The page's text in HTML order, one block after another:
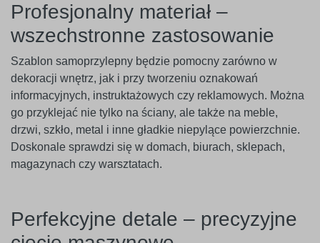
Profesjonalny materiał –
wszechstronne zastosowanie
Szablon samoprzylepny będzie pomocny zarówno w
dekoracji wnętrz, jak i przy tworzeniu oznakowań
informacyjnych, instruktażowych czy reklamowych. Można
go przyklejać nie tylko na ściany, ale także na meble,
drzwi, szkło, metal i inne gładkie niepylące powierzchnie.
Doskonale sprawdzi się w domach, biurach, sklepach,
magazynach czy warsztatach.
Perfekcyjne detale – precyzyjne